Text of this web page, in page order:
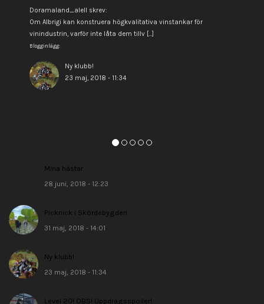
Doramaland_alell skrev:
Om Albrigi kan konstruera högkvalitativa vinstankar för
vinindustrin, varför inte låta dem tillv [...]
Blogginlägg:
Ny klubb!
23 maj, 2018 - 11:34
Mina hästar
28 juni, 2018 - 12:23
Picknick i Skördebygden
31 maj, 2018 - 14:01
Ny klubb!
23 maj, 2018 - 11:34
Level 20! OBS! Uppdragsspoiler!